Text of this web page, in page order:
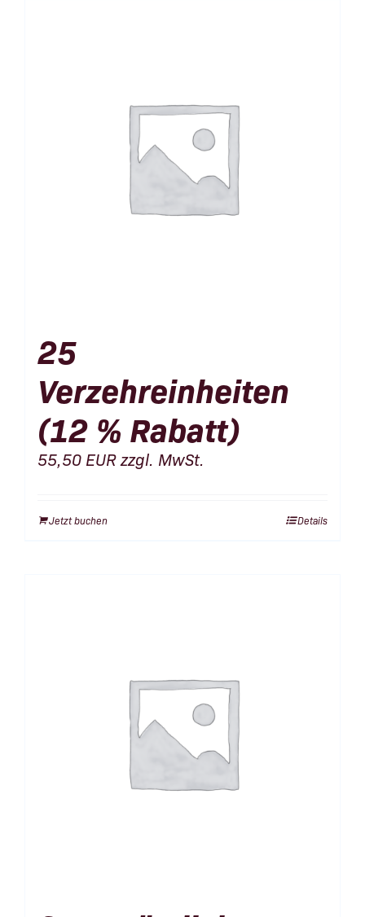
25
Verzehreinheiten
(12 % Rabatt)
55,50 EURzzgl. MwSt.
Jetzt buchen Details